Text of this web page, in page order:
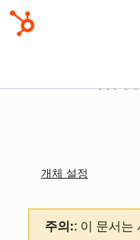
개체 설정
주의:: 이 문서는